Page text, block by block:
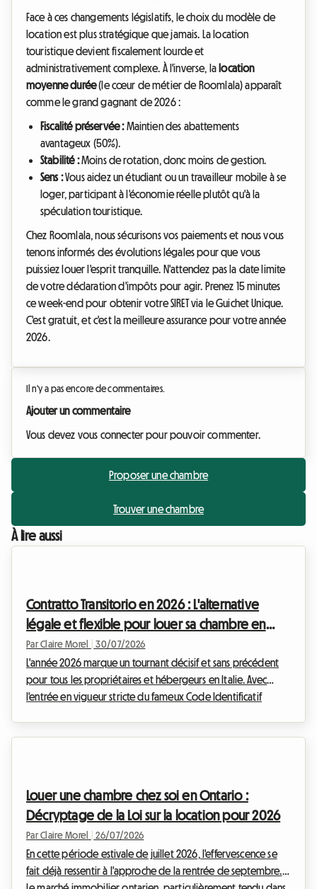
Face à ces changements législatifs, le choix du modèle de
location est plus stratégique que jamais. La location
touristique devient fiscalement lourde et
administrativement complexe. À l'inverse, la location
moyenne durée(le cœur de métier de Roomlala) apparaît
comme le grand gagnant de 2026 :
Fiscalité préservée :Maintien des abattements
avantageux (50%).
Stabilité :Moins de rotation, donc moins de gestion.
Sens :Vous aidez un étudiant ou un travailleur mobile à se
loger, participant à l'économie réelle plutôt qu'à la
spéculation touristique.
Chez Roomlala, nous sécurisons vos paiements et nous vous
tenons informés des évolutions légales pour que vous
puissiez louer l'esprit tranquille. N'attendez pas la date limite
de votre déclaration d'impôts pour agir. Prenez 15 minutes
ce week-end pour obtenir votre SIRET via le Guichet Unique.
C'est gratuit, et c'est la meilleure assurance pour votre année
2026.
Il n'y a pas encore de commentaires.
Ajouter un commentaire
Vous devez vous connecter pour pouvoir commenter.
Proposer une chambre
Trouver une chambre
À lire aussi
Contratto Transitorio en 2026 : L'alternative
légale et flexible pour louer sa chambre en
Italie
Par Claire Morel 30/07/2026
L'année 2026 marque un tournant décisif et sans précédent
pour tous les propriétaires et hébergeurs en Italie. Avec
l'entrée en vigueur stricte du fameux Code Identificatif
votre logement sont vos prio...
Louer une chambre chez soi en Ontario :
Décryptage de la Loi sur la location pour 2026
Par Claire Morel 26/07/2026
En cette période estivale de juillet 2026, l'effervescence se
fait déjà ressentir à l'approche de la rentrée de septembre.